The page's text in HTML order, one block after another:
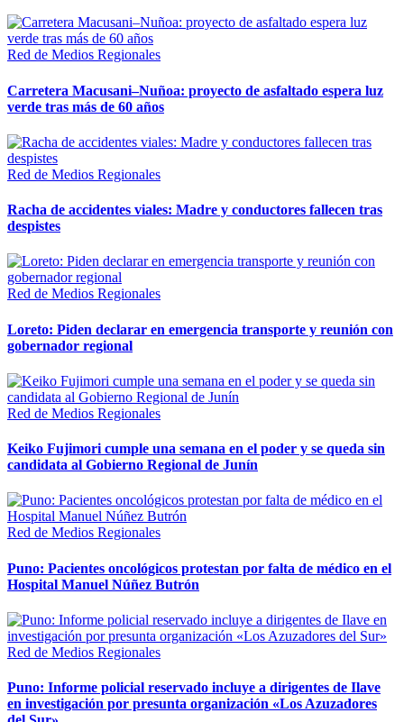
Red de Medios Regionales
Carretera Macusani–Nuñoa: proyecto de asfaltado espera luz
verde tras más de 60 años
Red de Medios Regionales
Racha de accidentes viales: Madre y conductores fallecen tras
despistes
Red de Medios Regionales
Loreto: Piden declarar en emergencia transporte y reunión con
gobernador regional
Red de Medios Regionales
Keiko Fujimori cumple una semana en el poder y se queda sin
candidata al Gobierno Regional de Junín
Red de Medios Regionales
Puno: Pacientes oncológicos protestan por falta de médico en el
Hospital Manuel Núñez Butrón
Red de Medios Regionales
Puno: Informe policial reservado incluye a dirigentes de Ilave
en investigación por presunta organización «Los Azuzadores